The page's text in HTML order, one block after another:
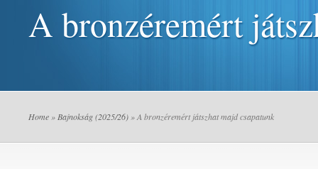
A bronzéremért
Home » Bajnokság (2025/26) » A bronzéremért játszhat majd csapatunk